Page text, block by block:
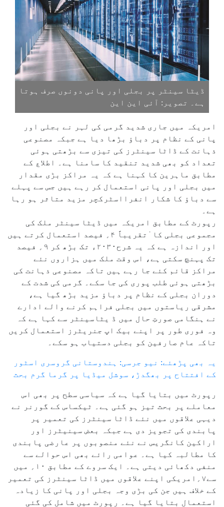
ڈیٹا سینٹر پر بجلی اور پانی دونوں صرف ہوتا
ہے۔ تصویر: آئی این این
امریکہ میں جاری شدید گرمی کی لہر نے بجلی اور
پانی کے نظام پر دباؤ بڑھا دیا ہے جبکہ مصنوعی
ذہانت کے ڈاٹا سینٹرز کی تیزی سے بڑھتی ہوئی
تعداد کو بھی شدید تنقید کا سامنا ہے۔ اطلاع کے
مطابق ماہرین کا کہنا ہے کہ یہ مراکز بڑی مقدار
میں بجلی اور پانی استعمال کر رہے ہیں جس سے پہلے
سے دباؤ کا شکار انفرااسٹرکچر مزید متاثر ہو رہا
ہے۔
رپورٹ کے مطابق امریکہ میں ڈیٹا سینٹر ملک کی
مجموعی بجلی کا ٰتقریباً ۴؍ فیصد استعمال کرتے ہیں
اور اندازہ ہے کہ یہ شرح۲۰۳۰ء تک بڑھ کر ۹؍ فیصد
تک پہنچ سکتی ہے، اس وقت ملک میں ہزاروں نئے
مراکز قائم کئے جا رہے ہیں تاکہ مصنوعی ذہانت کی
بڑھتی ہوئی طلب پوری کی جا سکے۔ گرمی کی شدت کے
دوران بجلی کے نظام پر دباؤ مزید بڑھ گیا ہے،
مشرقی ریاستوں میں بجلی فراہم کرنے والے ادارے
نے ہنگامی صورتِ حال میں ڈ یٹاسینٹر سے کہا ہے کہ
وہ فوری طور پر اپنے بیک اپ جنریٹرز استعمال کریں
تاکہ عام صارفین کو بجلی دستیاب ہو سکے۔
یہ بھی پڑھئے: نیو جرسی: ہندوستانی گروسری اسٹور
کے افتتاح پر بھگدڑ، سوشل میڈیا پر گرما گرم بحث
رپورٹ میں بتایا گیا ہے کہ سیاسی سطح پر بھی اس
معاملے پر بحث تیز ہو گئی ہے۔ ٹیکساس کے گورنر نے
دیہی علاقوں میں نئے ڈاٹا سینٹرز کی تعمیر پر
پابندی کی تجویز دی ہے جبکہ بعض سینیٹرز اور
اراکین کانگریس نے نئے منصوبوں پر عارضی پابندی
کا مطالبہ کیا ہے۔ عوامی رائے بھی اس حوالے سے
منفی دکھائی دیتی ہے۔ ایک سروے کے مطابق ۱۰؍ میں
سے۷؍امریکی اپنے علاقوں میں ڈاٹا سینٹرز کی تعمیر
کے خلاف ہیں جن کی بڑی وجہ بجلی اور پانی کا زیادہ
استعمال بتایا گیا ہے۔ رپورٹ میں شامل کی گئی